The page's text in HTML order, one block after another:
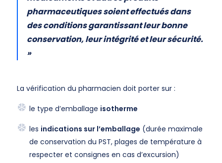
pharmaceutiques soient effectués dans
des conditions garantissant leur bonne
conservation, leur intégrité et leur sécurité.
»
La vérification du pharmacien doit porter sur :
le type d’emballage isotherme
les indications sur l’emballage (durée maximale
de conservation du PST, plages de température à
respecter et consignes en cas d’excursion)